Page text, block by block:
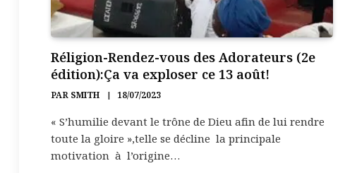
Réligion-Rendez-vous des Adorateurs (2e
édition):Ça va exploser ce 13 août!
PAR SMITH 18/07/2023
« S’humilie devant le trône de Dieu afin de lui rendre
toute la gloire »,telle se décline la principale
motivation à l’origine…